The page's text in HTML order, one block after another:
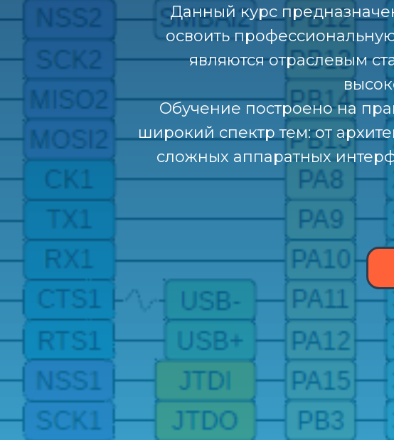
Данный курс
освоить
являются отраслевым
Обучение построено на
широкий спектр тем: от
сложных аппаратных